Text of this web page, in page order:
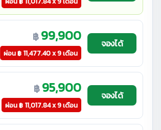
฿99,900
ผ่อน฿ 11,477.40 x 9 เดือน
จองได้
฿95,900
ผ่อน฿ 11,017.84 x 9 เดือน
จองได้